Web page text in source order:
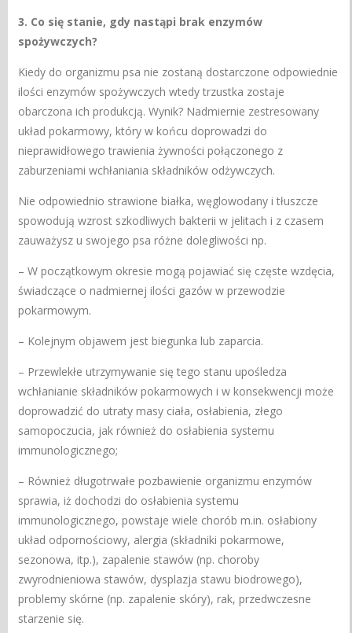
3. Co się stanie, gdy nastąpi brak enzymów
spożywczych?
Kiedy do organizmu psa nie zostaną dostarczone odpowiednie
ilości enzymów spożywczych wtedy trzustka zostaje
obarczona ich produkcją. Wynik? Nadmiernie zestresowany
układ pokarmowy, który w końcu doprowadzi do
nieprawidłowego trawienia żywności połączonego z
zaburzeniami wchłaniania składników odżywczych.
Nie odpowiednio strawione białka, węglowodany i tłuszcze
spowodują wzrost szkodliwych bakterii w jelitach i z czasem
zauważysz u swojego psa różne dolegliwości np.
– W początkowym okresie mogą pojawiać się częste wzdęcia,
świadczące o nadmiernej ilości gazów w przewodzie
pokarmowym.
– Kolejnym objawem jest biegunka lub zaparcia.
– Przewlekłe utrzymywanie się tego stanu upośledza
wchłanianie składników pokarmowych i w konsekwencji może
doprowadzić do utraty masy ciała, osłabienia, złego
samopoczucia, jak również do osłabienia systemu
immunologicznego;
– Również długotrwałe pozbawienie organizmu enzymów
sprawia, iż dochodzi do osłabienia systemu
immunologicznego, powstaje wiele chorób m.in. osłabiony
układ odpornościowy, alergia (składniki pokarmowe,
sezonowa, itp.), zapalenie stawów (np. choroby
zwyrodnieniowa stawów, dysplazja stawu biodrowego),
problemy skórne (np. zapalenie skóry), rak, przedwczesne
starzenie się.